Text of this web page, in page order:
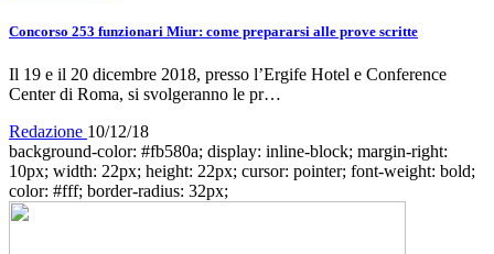
Concorso 253 funzionari Miur: come prepararsi alle prove scritte
Il 19 e il 20 dicembre 2018, presso l’Ergife Hotel e Conference
Center di Roma, si svolgeranno le pr…
Redazione 10/12/18
background-color: #fb580a; display: inline-block; margin-right:
10px; width: 22px; height: 22px; cursor: pointer; font-weight: bold;
color: #fff; border-radius: 32px;